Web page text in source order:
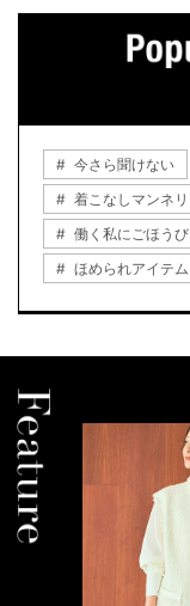
今さら聞けない
着こなしマンネリ
働く私にごほうび
ほめられアイテム